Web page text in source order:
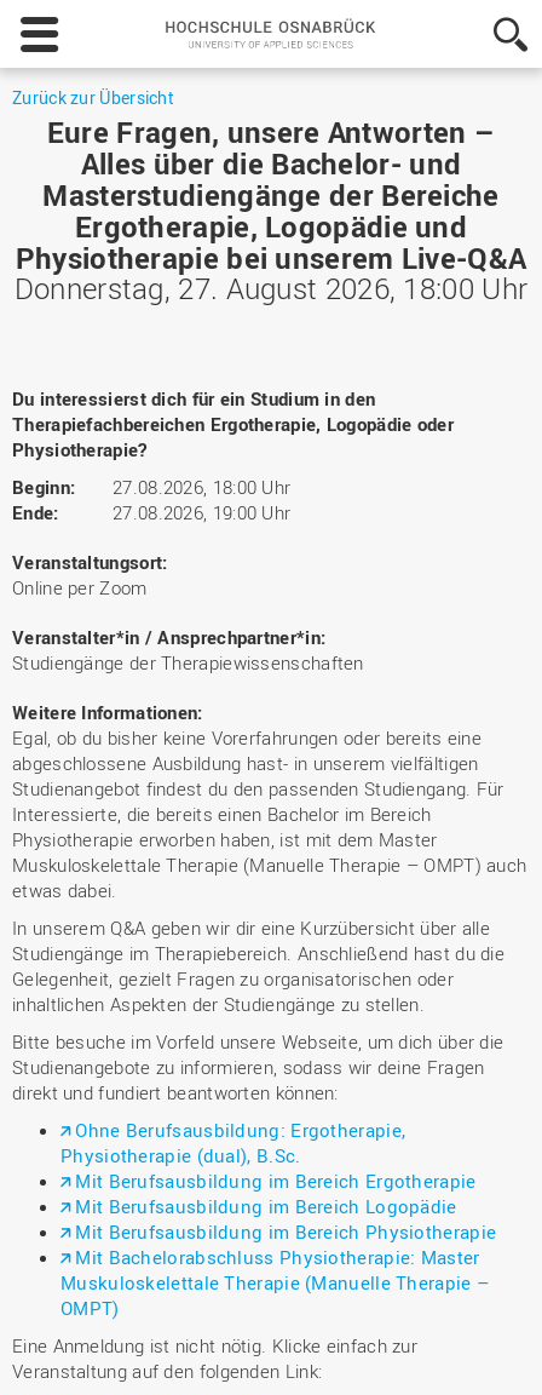
Hochschule
Osnabrück
-
of
Applied
Sciences
Zurück zur Übersicht
Eure Fragen, unsere Antworten –
Alles über die Bachelor- und
Masterstudiengänge der Bereiche
Ergotherapie, Logopädie und
Physiotherapie bei unserem Live-Q&A
Donnerstag, 27. August 2026, 18:00 Uhr
Du interessierst dich für ein Studium in den
Therapiefachbereichen Ergotherapie, Logopädie oder
Physiotherapie?
Beginn:
27.08.2026, 18:00 Uhr
Ende:
27.08.2026, 19:00 Uhr
Veranstaltungsort:
Online per Zoom
Veranstalter*in / Ansprechpartner*in:
Studiengänge der Therapiewissenschaften
Weitere Informationen:
Egal, ob du bisher keine Vorerfahrungen oder bereits eine
abgeschlossene Ausbildung hast- in unserem vielfältigen
Studienangebot findest du den passenden Studiengang. Für
Interessierte, die bereits einen Bachelor im Bereich
Physiotherapie erworben haben, ist mit dem Master
Muskuloskelettale Therapie (Manuelle Therapie – OMPT) auch
etwas dabei.
In unserem Q&A geben wir dir eine Kurzübersicht über alle
Studiengänge im Therapiebereich. Anschließend hast du die
Gelegenheit, gezielt Fragen zu organisatorischen oder
inhaltlichen Aspekten der Studiengänge zu stellen.
Bitte besuche im Vorfeld unsere Webseite, um dich über die
Studienangebote zu informieren, sodass wir deine Fragen
direkt und fundiert beantworten können:
Ohne Berufsausbildung: Ergotherapie,
Physiotherapie (dual), B.Sc.
Mit Berufsausbildung im Bereich Ergotherapie
Mit Berufsausbildung im Bereich Logopädie
Mit Berufsausbildung im Bereich Physiotherapie
Mit Bachelorabschluss Physiotherapie: Master
Muskuloskelettale Therapie (Manuelle Therapie –
OMPT)
Eine Anmeldung ist nicht nötig. Klicke einfach zur
Veranstaltung auf den folgenden Link: